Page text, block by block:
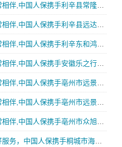
国人保携手利辛县常隆汽车购车嘉年华
国人保携手利辛县远达汽车购车嘉年华
人保携手利辛东和鸿淼汽车购车嘉年华
国人保携手安徽乐之行汽车购车嘉年华
人保携手亳州市远景特润汽车购车嘉年华
人保携手亳州市远景星润汽车购车嘉年华
人保携手亳州市众旭新能源汽车购车嘉年华
国人保携手桐城市海青汽车购车嘉年华